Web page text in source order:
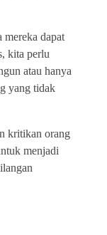
mereka dapat
kita perlu
atau hanya
yang tidak
kritikan orang
menjadi